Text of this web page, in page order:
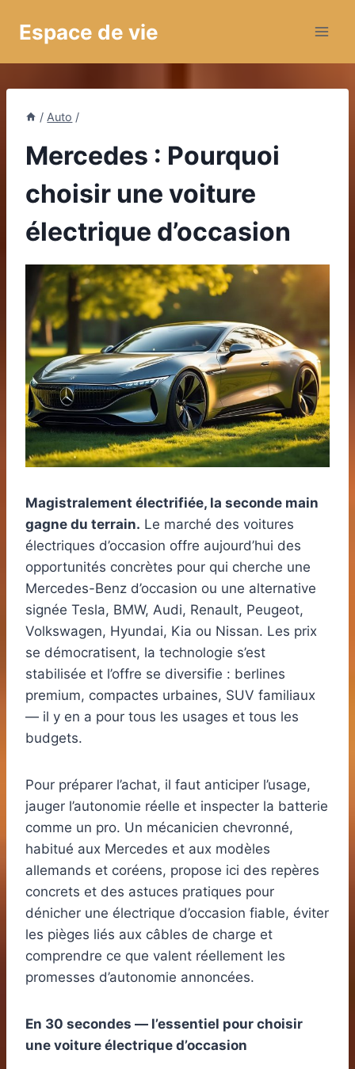
Espace de vie
/ Auto /
Mercedes : Pourquoi
choisir une voiture
électrique d’occasion
Magistralement électrifiée, la seconde main
gagne du terrain. Le marché des voitures
électriques d’occasion offre aujourd’hui des
opportunités concrètes pour qui cherche une
Mercedes-Benz d’occasion ou une alternative
signée Tesla, BMW, Audi, Renault, Peugeot,
Volkswagen, Hyundai, Kia ou Nissan. Les prix
se démocratisent, la technologie s’est
stabilisée et l’offre se diversifie : berlines
premium, compactes urbaines, SUV familiaux
— il y en a pour tous les usages et tous les
budgets.
Pour préparer l’achat, il faut anticiper l’usage,
jauger l’autonomie réelle et inspecter la batterie
comme un pro. Un mécanicien chevronné,
habitué aux Mercedes et aux modèles
allemands et coréens, propose ici des repères
concrets et des astuces pratiques pour
dénicher une électrique d’occasion fiable, éviter
les pièges liés aux câbles de charge et
comprendre ce que valent réellement les
promesses d’autonomie annoncées.
En 30 secondes — l’essentiel pour choisir
une voiture électrique d’occasion